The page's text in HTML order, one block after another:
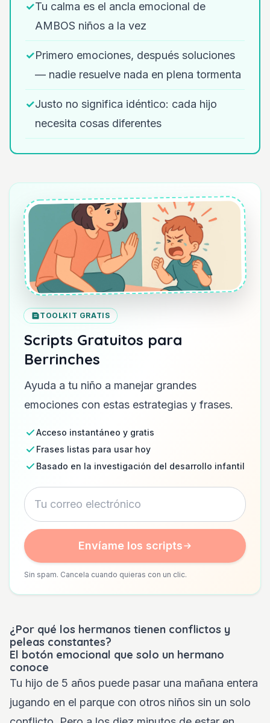
✓Tu calma es el ancla emocional de
AMBOS niños a la vez
✓Primero emociones, después soluciones
— nadie resuelve nada en plena tormenta
✓Justo no significa idéntico: cada hijo
necesita cosas diferentes
TOOLKIT GRATIS
Scripts Gratuitos para
Berrinches
Ayuda a tu niño a manejar grandes
emociones con estas estrategias y frases.
Acceso instantáneo y gratis
Frases listas para usar hoy
Basado en la investigación del desarrollo infantil
Envíame los scripts
Sin spam. Cancela cuando quieras con un clic.
¿Por qué los hermanos tienen conflictos y
peleas constantes?
El botón emocional que solo un hermano
conoce
Tu hijo de 5 años puede pasar una mañana entera
jugando en el parque con otros niños sin un solo